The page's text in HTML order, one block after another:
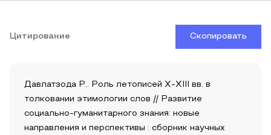
Цитирование Скопировать
Давлатзода Р.. Роль летописей X-XIII вв. в
толковании этимологии слов // Развитие
социально-гуманитарного знания: новые
направления и перспективы : сборник научных